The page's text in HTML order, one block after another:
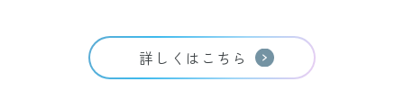
詳しくはこちら